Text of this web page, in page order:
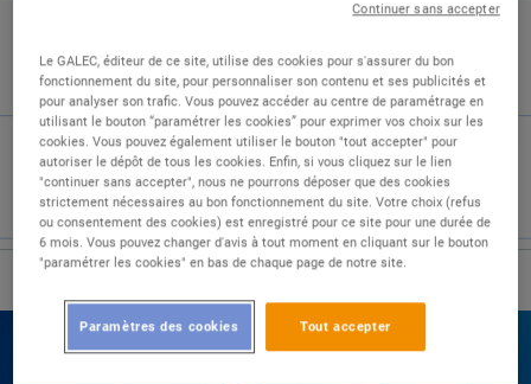
Type de contrat :
Expérience :
Études :
Le GALEC, éditeur de ce site, utilise des cookies pour s'assurer du bon
fonctionnement du site, pour personnaliser son contenu et ses publicités et
pour analyser son trafic. Vous pouvez accéder au centre de paramétrage en
utilisant le bouton “paramétrer les cookies” pour exprimer vos choix sur les
cookies. Vous pouvez également utiliser le bouton "tout accepter" pour
autoriser le dépôt de tous les cookies. Enfin, si vous cliquez sur le lien
"continuer sans accepter", nous ne pourrons déposer que des cookies
strictement nécessaires au bon fonctionnement du site. Votre choix (refus
ou consentement des cookies) est enregistré pour ce site pour une durée de
6 mois. Vous pouvez changer d'avis à tout moment en cliquant sur le bouton
"paramétrer les cookies" en bas de chaque page de notre site.
Tout accepter
Paramètres des cookies
Continuer sans accepter